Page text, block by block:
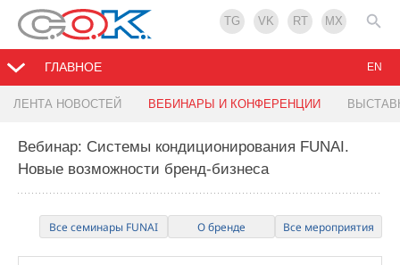
TG VK RT MX
ГЛАВНОЕ
ЛЕНТА НОВОСТЕЙ ВЕБИНАРЫ И КОНФЕРЕНЦИИ
EN
Вебинар: Системы кондиционирования FUNAI.
Новые возможности бренд-бизнеса
Все семинары FUNAI О бренде Все мероприятия